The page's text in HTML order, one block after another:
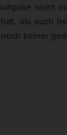
nicht
als auch
keiner